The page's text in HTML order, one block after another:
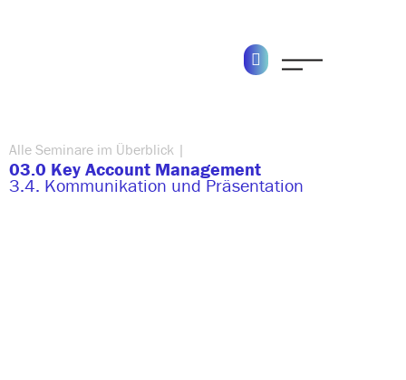
Alle Seminare im Überblick |
03.0 Key Account Management
3.4. Kommunikation und Präsentation